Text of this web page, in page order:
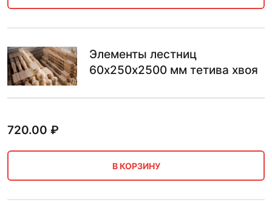
Элементы лестниц
60х250х2500 мм тетива хвоя
720.00 ₽
В КОРЗИНУ